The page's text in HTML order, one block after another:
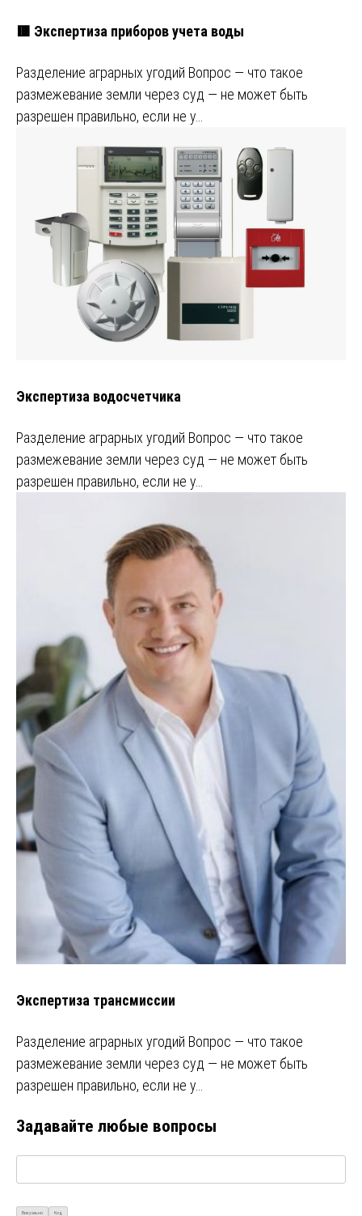
🟥 Экспертиза приборов учета воды
Разделение аграрных угодий Вопрос — что такое
размежевание земли через суд — не может быть
разрешен правильно, если не у…
Экспертиза водосчетчика
Разделение аграрных угодий Вопрос — что такое
размежевание земли через суд — не может быть
разрешен правильно, если не у…
Экспертиза трансмиссии
Разделение аграрных угодий Вопрос — что такое
размежевание земли через суд — не может быть
разрешен правильно, если не у…
Задавайте любые вопросы
Визуально Код